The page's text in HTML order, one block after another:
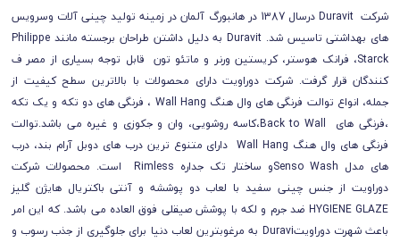
شرکت Duravit درسال 1387 در هانبورگ آلمان در زمینه تولید چینی آلات وسرویس
های بهداشتی تاسیس شد. Duravit به دلیل داشتن طراحان برجسته مانند Philippe
Starck، فرانک هوستر، کریستین ورنر و ماتئو تون قابل توجه بسیاری از مصر ف
کنندگان قرار گرفت. شرکت دوراویت دارای محصولات با بالاترین سطح کیفیت از
جمله، انواع توالت فرنگی های وال هنگ Wall Hang ، فرنگی های دو تکه و یک تکه
،فرنگی های Back to Wall،کاسه روشویی، وان و جکوزی و غیره می باشد.توالت
فرنگی های وال هنگ Wall Hang دارای متنوع ترین درب های دوبل آرام بند، درب
های مدل Senso Washو ساختار تک جداره Rimless است. محصولات شرکت
دوراویت از جنس چینی سفید با لعاب دو پوششه و آنتی باکتریال هایژن گلیز
HYGIENE GLAZE ضد جرم و لکه با پوشش صیقلی فوق العاده می باشد. که این امر
باعث شهرت دوراویتDuravi به مرغوبترین لعاب دنیا برای جلوگیری از جذب رسوب و